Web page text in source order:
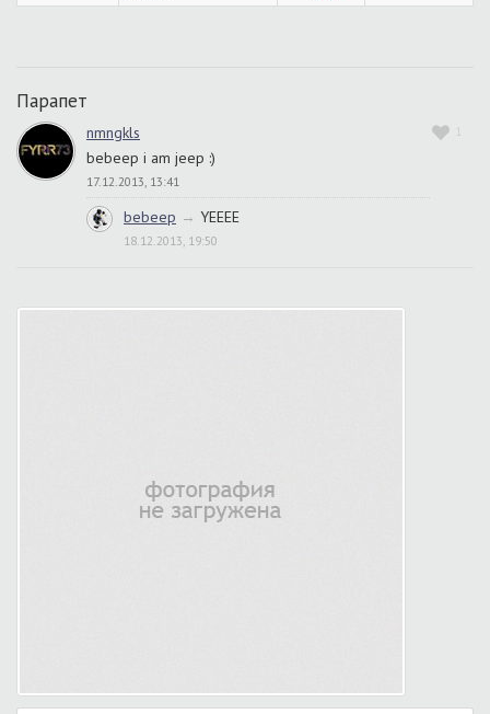
Парапет
1
nmngkls
bebeep i am jeep :)
17.12.2013, 13:41
bebeep → YEEEE
18.12.2013, 19:50